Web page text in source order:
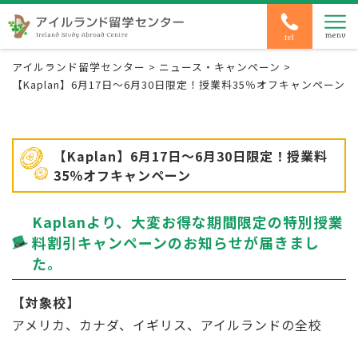
アイルランド留学センター > ニュース・キャンペーン >
【Kaplan】6月17日～6月30日限定！授業料35％オフキャンペーン
【Kaplan】6月17日～6月30日限定！授業料
35％オフキャンペーン
Kaplanより、大変お得な期間限定の特別授業
料割引キャンペーンのお知らせが届きまし
た。
【対象校】
アメリカ、カナダ、イギリス、アイルランドの全校